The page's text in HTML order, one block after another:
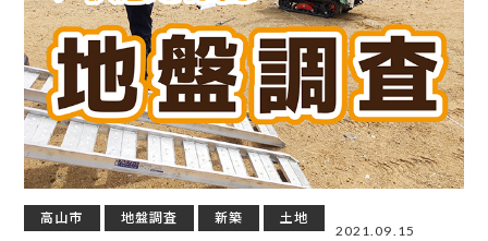
高山市 地盤調査 新築
土地
2021.09.15